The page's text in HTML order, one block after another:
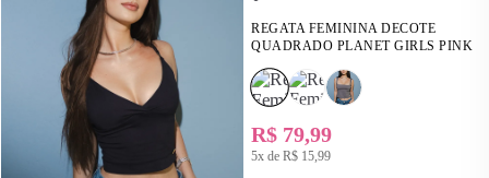
REGATA FEMININA DECOTE
QUADRADO PLANET GIRLS PINK
R$ 79,99
5x de R$ 15,99